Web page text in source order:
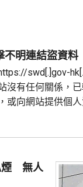
不明連結盜資
swd[.]gov-
沒有任何關係，
或向網站提供個
，可致電社署熱
煙 無人